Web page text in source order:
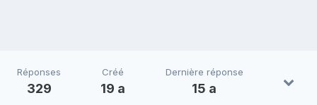
Réponses
329
Créé
19 a
Dernière réponse
15 a